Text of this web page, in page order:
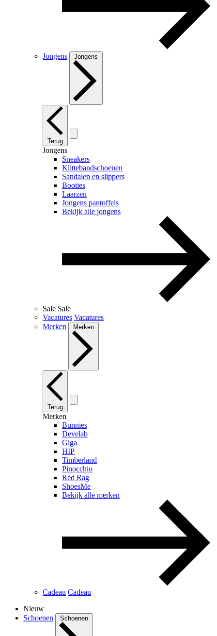
Jongens Jongens
Terug
Jongens
Sneakers
Klittebandschoenen
Sandalen en slippers
Booties
Laarzen
Jongens pantoffels
Bekijk alle jongens
Sale Sale
Vacatures Vacatures
Merken
Merken
Terug
Merken
Bunnies
Develab
Giga
HIP
Timberland
Pinocchio
Red Rag
ShoesMe
Bekijk alle merken
Cadeau Cadeau
Nieuw
Schoenen
Schoenen